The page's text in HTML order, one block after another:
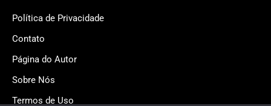
Política de Privacidade
Contato
Página do Autor
Sobre Nós
Termos de Uso